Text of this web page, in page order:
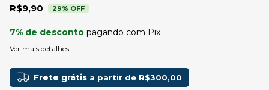
R$9,90 29% OFF
7% de desconto pagando com Pix
Ver mais detalhes
Frete grátis a partir de R$300,00